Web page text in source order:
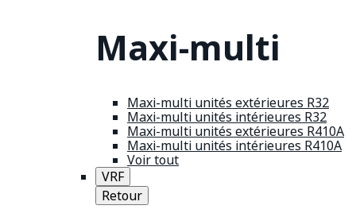
Maxi-multi
Maxi-multi unités extérieures R32
Maxi-multi unités intérieures R32
Maxi-multi unités extérieures R410A
Maxi-multi unités intérieures R410A
Voir tout
VRF
Retour